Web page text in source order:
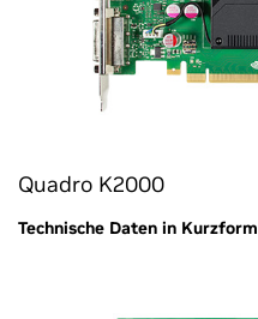
Quadro K2000
Technische Daten in Kurzform